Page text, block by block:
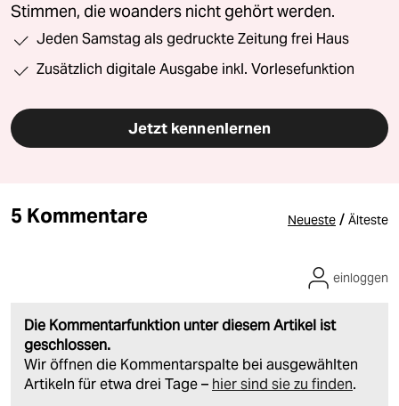
Stimmen, die woanders nicht gehört werden.
Jeden Samstag als gedruckte Zeitung frei Haus
Zusätzlich digitale Ausgabe inkl. Vorlesefunktion
Jetzt kennenlernen
5 Kommentare Neueste / Älteste
Die Kommentarfunktion unter diesem Artikel ist
geschlossen.
Wir öffnen die Kommentarspalte bei ausgewählten
Artikeln für etwa drei Tage – hier sind sie zu finden.
einloggen